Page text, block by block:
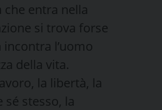
entra nella
si trova forse
l’uomo
della vita.
la libertà, la
stesso, la